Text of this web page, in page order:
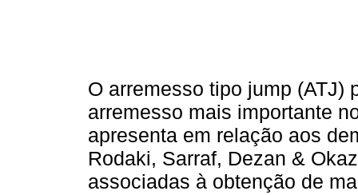
O arremesso tipo jump (ATJ)
arremesso mais importante
apresenta em relação aos
Rodaki, Sarraf, Dezan &
associadas à obtenção de